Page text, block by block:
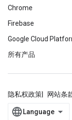
Chrome
Firebase
Google Cloud
所有产品
隐私权政策 网站条